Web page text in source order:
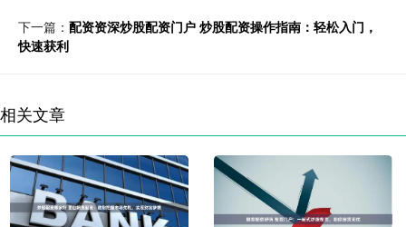
下一篇： 配资资深炒股配资门户 炒股配资操作指南：轻松入门，
快速获利
相关文章